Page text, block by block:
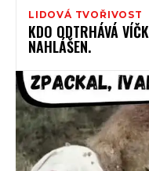
LIDOVÁ TVOŘIVOST
KDO ODTRHÁVÁ
NAHLÁŠEN.